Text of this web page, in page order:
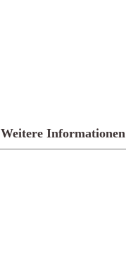
Weitere Informationen